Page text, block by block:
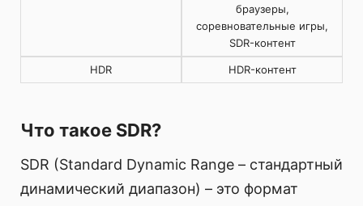
браузеры,
соревновательные игры,
SDR-контент
HDR HDR-контент
Что такое SDR?
SDR (Standard Dynamic Range – стандартный
динамический диапазон) – это формат